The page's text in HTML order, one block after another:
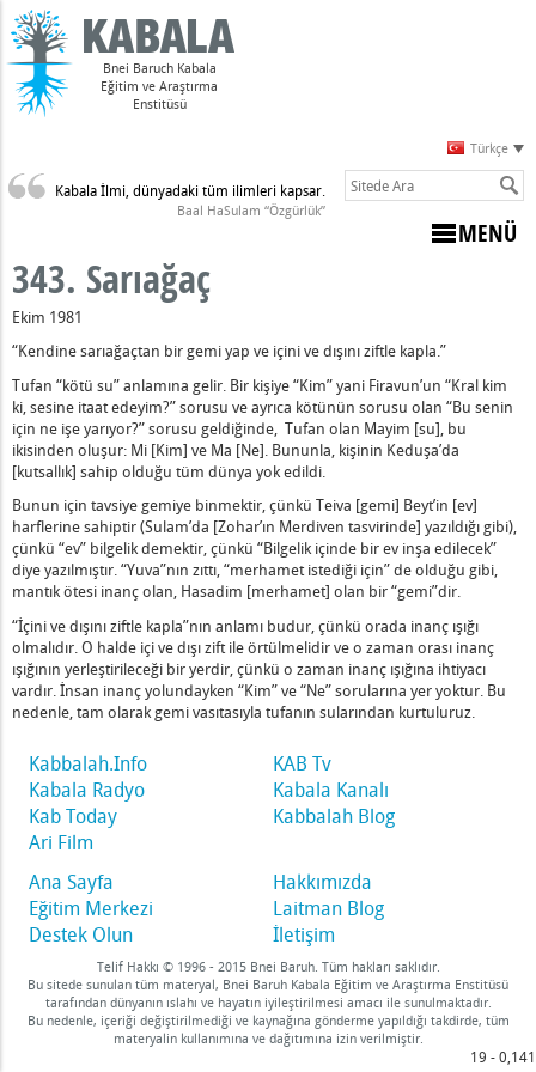
Bnei Baruch Kabala
Eğitim ve Araştırma
Enstitüsü
Türkçe
Kabala İlmi, dünyadaki tüm ilimleri kapsar.
Baal HaSulam “Özgürlük”
MENÜ
Varsa
Anlamı
Olmayan Biri, Ölmek Zorundadır
– 1
Yeryüzündeki Tüm Hayvanların Üzerinde Olacak
Tarafından Besleniyor – 1
Bir El – 1
Şeyleri – 1
Başlama
343. Sarıağaç
Ekim 1981
“Kendine sarıağaçtan bir gemi yap ve içini ve dışını ziftle kapla.”
Tufan “kötü su” anlamına gelir. Bir kişiye “Kim” yani Firavun’un “Kral kim
ki, sesine itaat edeyim?” sorusu ve ayrıca kötünün sorusu olan “Bu senin
için ne işe yarıyor?” sorusu geldiğinde, Tufan olan Mayim [su], bu
ikisinden oluşur: Mi [Kim] ve Ma [Ne]. Bununla, kişinin Keduşa’da
[kutsallık] sahip olduğu tüm dünya yok edildi.
Bunun için tavsiye gemiye binmektir, çünkü Teiva [gemi] Beyt’in [ev]
harflerine sahiptir (Sulam’da [Zohar’ın Merdiven tasvirinde] yazıldığı gibi),
çünkü “ev” bilgelik demektir, çünkü “Bilgelik içinde bir ev inşa edilecek”
diye yazılmıştır. “Yuva”nın zıttı, “merhamet istediği için” de olduğu gibi,
mantık ötesi inanç olan, Hasadim [merhamet] olan bir “gemi”dir.
“İçini ve dışını ziftle kapla”nın anlamı budur, çünkü orada inanç ışığı
olmalıdır. O halde içi ve dışı zift ile örtülmelidir ve o zaman orası inanç
ışığının yerleştirileceği bir yerdir, çünkü o zaman inanç ışığına ihtiyacı
vardır. İnsan inanç yolundayken “Kim” ve “Ne” sorularına yer yoktur. Bu
nedenle, tam olarak gemi vasıtasıyla tufanın sularından kurtuluruz.
Kabbalah.Info
KAB Tv
Kabala Radyo
Kabala Kanalı
Kab Today
Kabbalah Blog
Ari Film
Ana Sayfa
Hakkımızda
Eğitim Merkezi
Laitman Blog
Destek Olun
İletişim
Telif Hakkı © 1996 - 2015 Bnei Baruh. Tüm hakları saklıdır.
Bu sitede sunulan tüm materyal, Bnei Baruh Kabala Eğitim ve Araştırma Enstitüsü
tarafından dünyanın ıslahı ve hayatın iyileştirilmesi amacı ile sunulmaktadır.
Bu nedenle, içeriği değiştirilmediği ve kaynağına gönderme yapıldığı takdirde, tüm
materyalin kullanımına ve dağıtımına izin verilmiştir.
19 - 0,141